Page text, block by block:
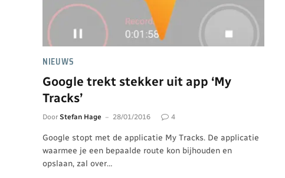
NIEUWS
Google trekt stekker uit app ‘My
Tracks’
Door Stefan Hage 28/01/2016 4
Google stopt met de applicatie My Tracks. De applicatie
waarmee je een bepaalde route kon bijhouden en
opslaan, zal over…